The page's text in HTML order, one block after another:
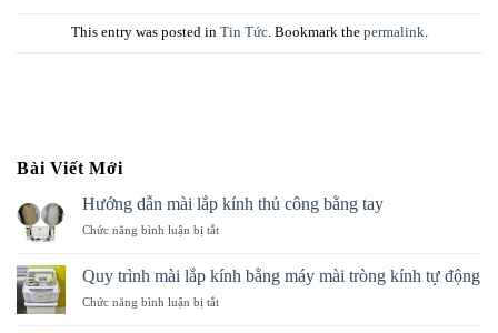
This entry was posted in Tin Tức. Bookmark the permalink.
Bài Viết Mới
Hướng dẫn mài lắp kính thủ công bằng tay
Chức năng bình luận bị tắtở
dẫn
mài
lắp
Quy trình mài lắp kính bằng máy mài tròng kính tự động
Chức năng bình luận bị tắtở